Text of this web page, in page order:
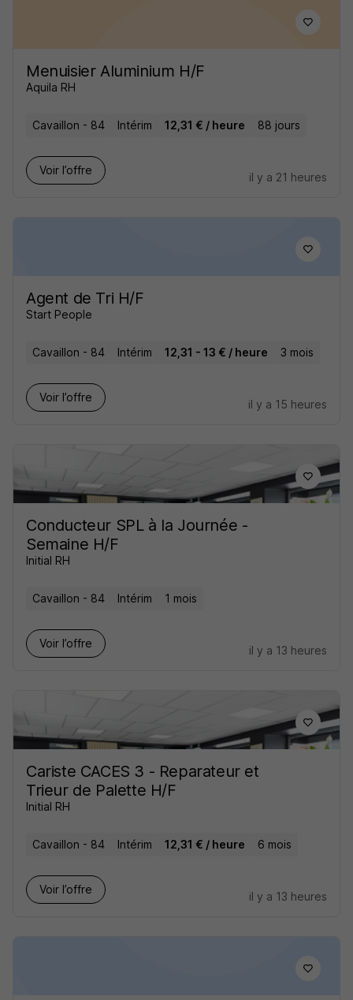
Menuisier Aluminium H/F
Aquila RH
Cavaillon - 84 Intérim 12,31 € / heure 88 jours
Voir l’offre
il y a 21 heures
Agent de Tri H/F
Start People
Cavaillon - 84 Intérim 12,31 - 13 € / heure 3 mois
Voir l’offre
il y a 15 heures
Conducteur SPL à la Journée -
Semaine H/F
Initial RH
Cavaillon - 84 Intérim 1 mois
Voir l’offre
il y a 13 heures
Cariste CACES 3 - Reparateur et
Trieur de Palette H/F
Initial RH
Cavaillon - 84 Intérim 12,31 € / heure 6 mois
Voir l’offre
il y a 13 heures